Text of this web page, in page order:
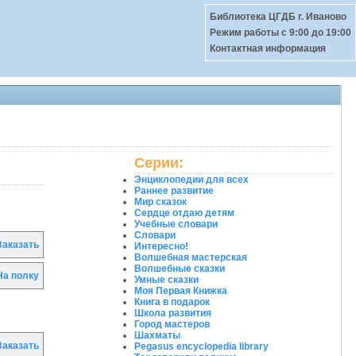
Библиотека ЦГДБ г. Иваново
Режим работы c 9:00 до 19:00
Контактная информация
полку
Серии:
Энциклопедии для всех
Раннее развитие
Мир сказок
Сердце отдаю детям
Учебные словари
Словари
Интересно!
Волшебная мастерская
Волшебные сказки
Умные сказки
Моя Первая Книжка
Книга в подарок
Школа развития
Город мастеров
Шахматы
Pegasus encyclopedia library